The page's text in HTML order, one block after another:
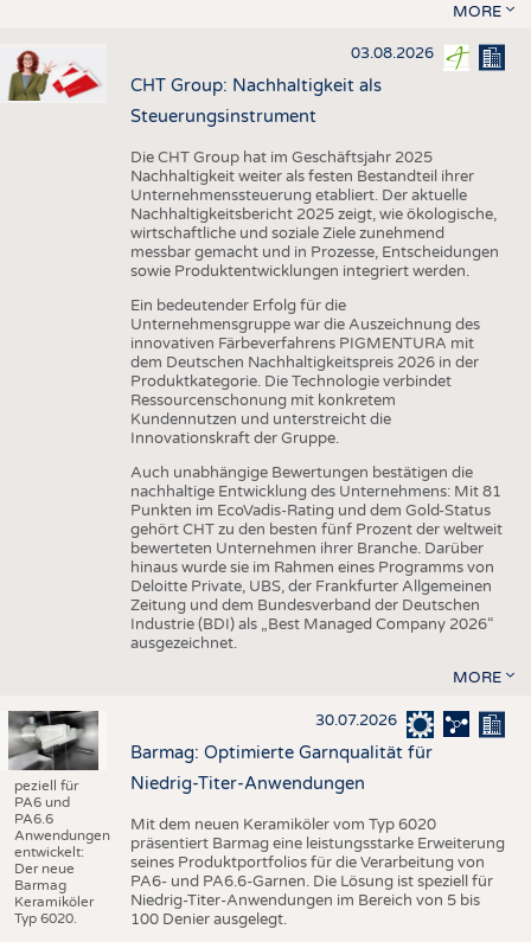
MORE
03.08.2026
CHT Group: Nachhaltigkeit als
Steuerungsinstrument
Die CHT Group hat im Geschäftsjahr 2025
Nachhaltigkeit weiter als festen Bestandteil ihrer
Unternehmenssteuerung etabliert. Der aktuelle
Nachhaltigkeitsbericht 2025 zeigt, wie ökologische,
wirtschaftliche und soziale Ziele zunehmend
messbar gemacht und in Prozesse, Entscheidungen
sowie Produktentwicklungen integriert werden.
Ein bedeutender Erfolg für die
Unternehmensgruppe war die Auszeichnung des
innovativen Färbeverfahrens PIGMENTURA mit
dem Deutschen Nachhaltigkeitspreis 2026 in der
Produktkategorie. Die Technologie verbindet
Ressourcenschonung mit konkretem
Kundennutzen und unterstreicht die
Innovationskraft der Gruppe.
Auch unabhängige Bewertungen bestätigen die
nachhaltige Entwicklung des Unternehmens: Mit 81
Punkten im EcoVadis-Rating und dem Gold-Status
gehört CHT zu den besten fünf Prozent der weltweit
bewerteten Unternehmen ihrer Branche. Darüber
hinaus wurde sie im Rahmen eines Programms von
Deloitte Private, UBS, der Frankfurter Allgemeinen
Zeitung und dem Bundesverband der Deutschen
Industrie (BDI) als „Best Managed Company 2026“
ausgezeichnet.
MORE
peziell für
PA6 und
PA6.6
Anwendungen
entwickelt:
Der neue
Barmag
Keramiköler
Typ 6020.
30.07.2026
Barmag: Optimierte Garnqualität für
Niedrig-Titer-Anwendungen
Mit dem neuen Keramiköler vom Typ 6020
präsentiert Barmag eine leistungsstarke Erweiterung
seines Produktportfolios für die Verarbeitung von
PA6- und PA6.6-Garnen. Die Lösung ist speziell für
Niedrig-Titer-Anwendungen im Bereich von 5 bis
100 Denier ausgelegt.